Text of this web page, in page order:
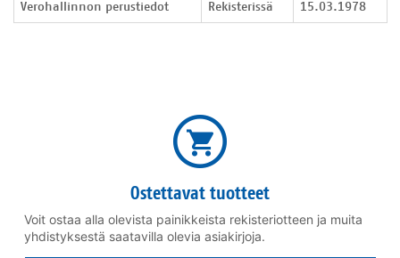
Verohallinnon perustiedot Rekisterissä 15.03.1978
Ostettavat tuotteet
Voit ostaa alla olevista painikkeista rekisteriotteen ja muita
yhdistyksestä saatavilla olevia asiakirjoja.